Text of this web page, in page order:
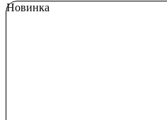
Новинка